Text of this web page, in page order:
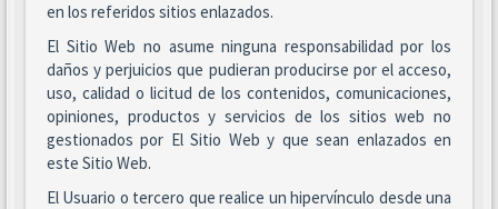
en los referidos sitios enlazados.
El Sitio Web no asume ninguna responsabilidad por los
daños y perjuicios que pudieran producirse por el acceso,
uso, calidad o licitud de los contenidos, comunicaciones,
opiniones, productos y servicios de los sitios web no
gestionados por El Sitio Web y que sean enlazados en
este Sitio Web.
El Usuario o tercero que realice un hipervínculo desde una